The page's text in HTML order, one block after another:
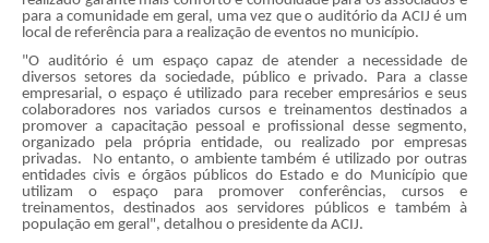
para a comunidade em geral, uma vez que o auditório da ACIJ é um
local de referência para a realização de eventos no município.
"O auditório é um espaço capaz de atender a necessidade de
diversos setores da sociedade, público e privado. Para a classe
empresarial, o espaço é utilizado para receber empresários e seus
colaboradores nos variados cursos e treinamentos destinados a
promover a capacitação pessoal e profissional desse segmento,
organizado pela própria entidade, ou realizado por empresas
privadas. No entanto, o ambiente também é utilizado por outras
entidades civis e órgãos públicos do Estado e do Município que
utilizam o espaço para promover conferências, cursos e
treinamentos, destinados aos servidores públicos e também à
população em geral", detalhou o presidente da ACIJ.